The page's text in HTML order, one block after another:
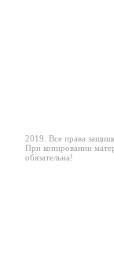
2019. Все права
При копировании
обязательна!